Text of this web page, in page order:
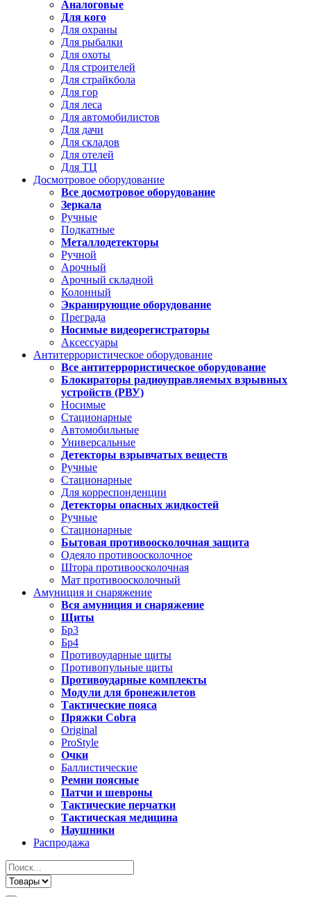
Аналоговые
Для кого
Для охраны
Для рыбалки
Для охоты
Для строителей
Для страйкбола
Для гор
Для леса
Для автомобилистов
Для дачи
Для складов
Для отелей
Для ТЦ
Досмотровое оборудование
Все досмотровое оборудование
Зеркала
Ручные
Подкатные
Металлодетекторы
Ручной
Арочный
Арочный складной
Колонный
Экранирующие оборудование
Преграда
Носимые видеорегистраторы
Аксессуары
Антитеррористическое оборудование
Все антитеррористическое оборудование
Блокираторы радиоуправляемых взрывных
устройств (РВУ)
Носимые
Стационарные
Автомобильные
Универсальные
Детекторы взрывчатых веществ
Ручные
Стационарные
Для корреспонденции
Детекторы опасных жидкостей
Ручные
Стационарные
Бытовая противоосколочная защита
Одеяло противоосколочное
Штора противоосколочная
Мат противоосколочный
Амуниция и снаряжение
Вся амуниция и снаряжение
Щиты
Бр3
Бр4
Противоударные щиты
Противопульные щиты
Противоударные комплекты
Модули для бронежилетов
Тактические пояса
Пряжки Cobra
Original
ProStyle
Очки
Баллистические
Ремни поясные
Патчи и шевроны
Тактические перчатки
Тактическая медицина
Наушники
Распродажа